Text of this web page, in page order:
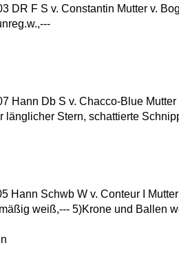
DR F S v. Constantin Mutter v.
Hann Db S v. Chacco-Blue Mutter
länglicher Stern, schattierte
Hann Schwb W v. Conteur I
weiß,--- 5)Krone und Ballen